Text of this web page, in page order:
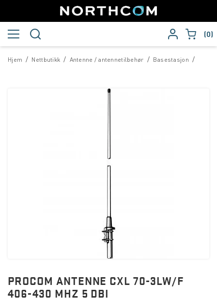
0
/
Hjem /
Nettbutikk /
Antenne / antennetilbehør /
Basestasjon
PROCOM ANTENNE CXL 70-3LW/F
406-430 MHZ 5 DBI